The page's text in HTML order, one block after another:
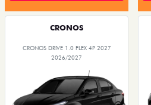
CRONOS
CRONOS DRIVE 1.0 FLEX 4P 2027
2026/2027